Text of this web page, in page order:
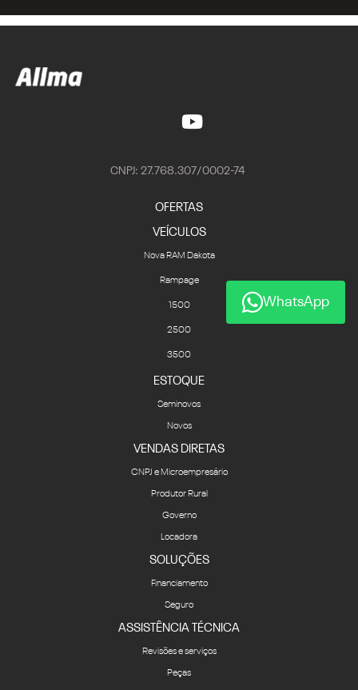
CNPJ: 27.768.307/0002-74
OFERTAS
VEÍCULOS
Nova RAM Dakota
Rampage
1500
2500
3500
ESTOQUE
Seminovos
Novos
VENDAS DIRETAS
CNPJ e Microempresário
Produtor Rural
Governo
Locadora
SOLUÇÕES
Financiamento
Seguro
ASSISTÊNCIA TÉCNICA
Revisões e serviços
Peças
WhatsApp